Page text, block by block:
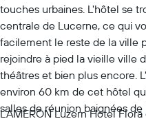
touches urbaines. L'hôtel se
centrale de Lucerne, ce qui
facilement le reste de la ville
rejoindre à pied la vieille ville
théâtres et bien plus encore.
environ 60 km de cet hôtel
salles de réunion baignées
L'AMERON Luzern Hotel